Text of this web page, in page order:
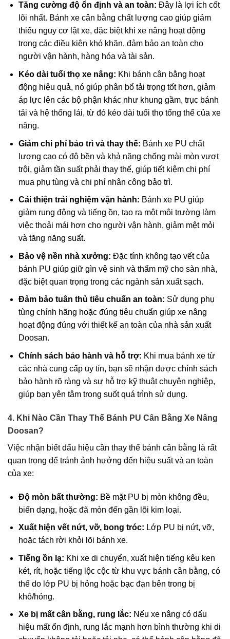
Tăng cường độ ổn định và an toàn: Đây là lợi ích cốt
lõi nhất. Bánh xe cân bằng chất lượng cao giúp giảm
thiểu nguy cơ lật xe, đặc biệt khi xe nâng hoạt động
trong các điều kiện khó khăn, đảm bảo an toàn cho
người vận hành, hàng hóa và tài sản.
Kéo dài tuổi thọ xe nâng: Khi bánh cân bằng hoạt
động hiệu quả, nó giúp phân bổ tải trọng tốt hơn, giảm
áp lực lên các bộ phận khác như khung gầm, trục bánh
tải và hệ thống lái, từ đó kéo dài tuổi thọ tổng thể của xe
nâng.
Giảm chi phí bảo trì và thay thế: Bánh xe PU chất
lượng cao có độ bền và khả năng chống mài mòn vượt
trội, giảm tần suất phải thay thế, giúp tiết kiệm chi phí
mua phụ tùng và chi phí nhân công bảo trì.
Cải thiện trải nghiệm vận hành: Bánh xe PU giúp
giảm rung động và tiếng ồn, tạo ra một môi trường làm
việc thoải mái hơn cho người vận hành, giảm mệt mỏi
và tăng năng suất.
Bảo vệ nền nhà xưởng: Đặc tính không tạo vết của
bánh PU giúp giữ gìn vệ sinh và thẩm mỹ cho sàn nhà,
đặc biệt quan trọng trong các ngành sản xuất sạch.
Đảm bảo tuân thủ tiêu chuẩn an toàn: Sử dụng phụ
tùng chính hãng hoặc đúng tiêu chuẩn giúp xe nâng
hoạt động đúng với thiết kế an toàn của nhà sản xuất
Doosan.
Chính sách bảo hành và hỗ trợ: Khi mua bánh xe từ
các nhà cung cấp uy tín, bạn sẽ nhận được chính sách
bảo hành rõ ràng và sự hỗ trợ kỹ thuật chuyên nghiệp,
giúp bạn yên tâm trong suốt quá trình sử dụng.
4. Khi Nào Cần Thay Thế Bánh PU Cân Bằng Xe Nâng
Doosan?
Việc nhận biết dấu hiệu cần thay thế bánh cân bằng là rất
quan trọng để tránh ảnh hưởng đến hiệu suất và an toàn
của xe:
Độ mòn bất thường: Bề mặt PU bị mòn không đều,
biến dạng, hoặc đã mòn đến gần lõi kim loại.
Xuất hiện vết nứt, vỡ, bong tróc: Lớp PU bị nứt, vỡ,
hoặc tách rời khỏi lõi bánh xe.
Tiếng ồn lạ: Khi xe di chuyển, xuất hiện tiếng kêu ken
két, rít, hoặc tiếng lộc cộc từ khu vực bánh cân bằng, có
thể do lớp PU bị hỏng hoặc bạc đạn bên trong bị
khô/hỏng.
Xe bị mất cân bằng, rung lắc: Nếu xe nâng có dấu
hiệu mất ổn định, rung lắc mạnh hơn bình thường khi di